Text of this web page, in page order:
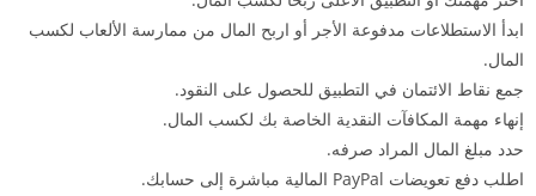
ابدأ الاستطلاعات مدفوعة الأجر أو اربح المال من ممارسة الألعاب لكسب
المال.
جمع نقاط الائتمان في التطبيق للحصول على النقود.
إنهاء مهمة المكافآت النقدية الخاصة بك لكسب المال.
حدد مبلغ المال المراد صرفه.
اطلب دفع تعويضات PayPal المالية مباشرة إلى حسابك.